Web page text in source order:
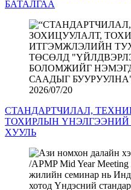
БАТАЛГАА
2026/07/20
СТАНДАРТЧИЛАЛ,
ТОХИРЛЫН
ХУУЛЬ